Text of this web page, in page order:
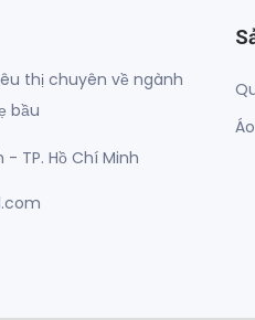
thị chuyên về ngành
bầu
- TP. Hồ Chí Minh